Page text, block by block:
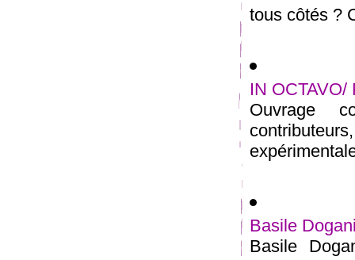
tous côtés ?
IN
Ouvrage
Basile
Basile